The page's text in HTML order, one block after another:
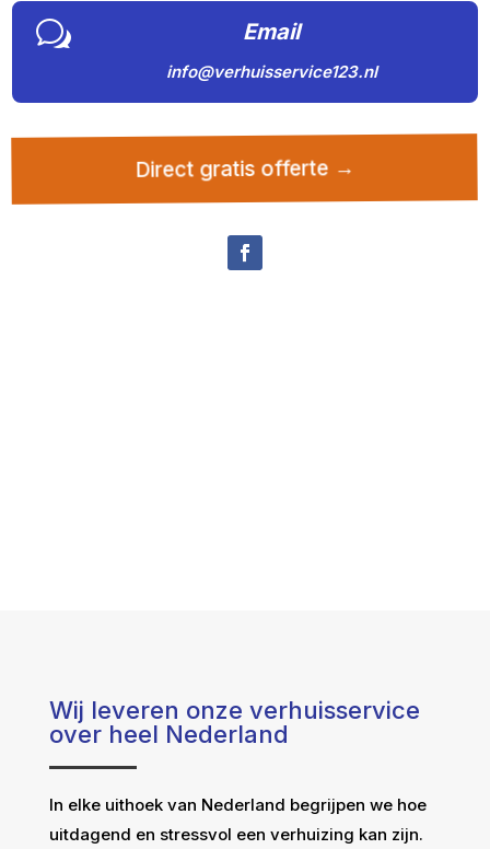
w Email
info@verhuisservice123.nl
Direct gratis offerte →
Wij leveren onze verhuisservice
over heel Nederland
In elke uithoek van Nederland begrijpen we hoe
uitdagend en stressvol een verhuizing kan zijn.